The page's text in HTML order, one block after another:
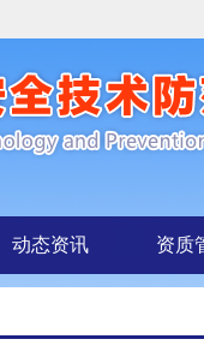
动态资讯 资质